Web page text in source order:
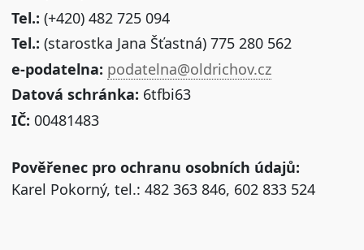
Tel.: (+420) 482 725 094
Tel.: (starostka Jana Šťastná) 775 280 562
e-podatelna: podatelna@oldrichov.cz
Datová schránka: 6tfbi63
IČ: 00481483
Pověřenec pro ochranu osobních údajů:
Karel Pokorný, tel.: 482 363 846, 602 833 524